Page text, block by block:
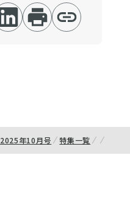
2025年10月号 特集一覧